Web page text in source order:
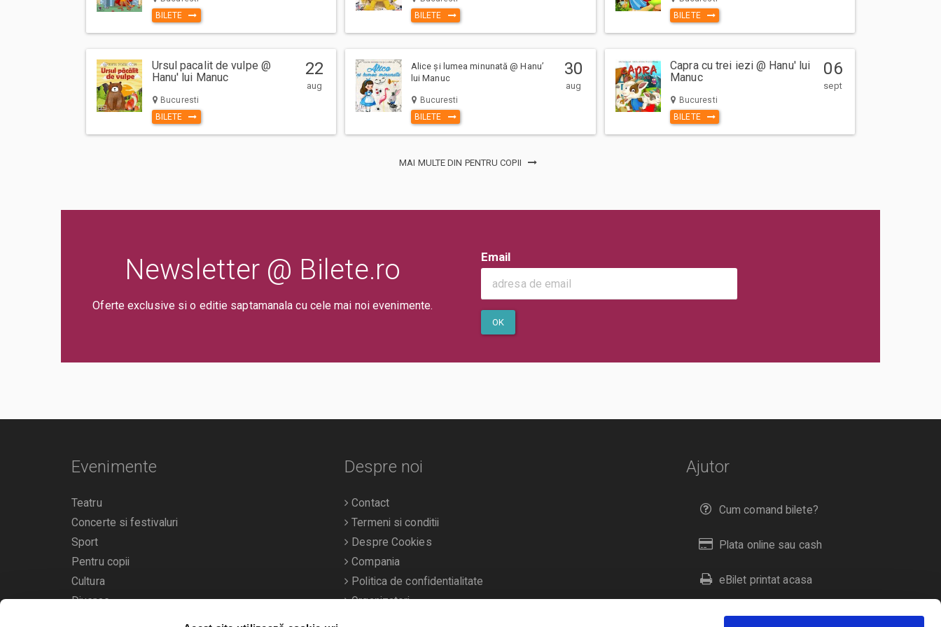
Prin cumpararea unui bilet sau abonament de pe site-ul nostru Bilete.ro, cumparatorul se obliga
sa respecte Regulile de participare si acces la eveniment, precum si
Termenii si Conditiilesite-
ului Bilete.ro
Taxe servicii aplicabile per bilet:
Taxa administrare - 2%
Taxa procesare - 2 lei
Comision ticketing - 7%
Taxa emitere bilet - 1 RON
trebuie sa cumpere bilet sau abonament, indiferent de varsta. (Mai putin cazurile unde este
BILETE
BILETE
BILETE
Ursul pacalit de vulpe @
Hanu' lui Manuc
Bucuresti
BILETE
22
aug
Alice și lumea minunată @ Hanu’
lui Manuc
Bucuresti
BILETE
30
aug
Capra cu trei iezi @ Hanu' lui
Manuc
Bucuresti
BILETE
06
sept
MAI MULTE DIN PENTRU COPII
Newsletter @ Bilete.ro
Oferte exclusive si o editie saptamanala cu cele mai noi evenimente.
Email
OK
Ajutor
Cum comand bilete?
Plata online sau cash
eBilet printat acasa
Livrare prin curier
Evenimente
Teatru
Concerte si festivaluri
Sport
Pentru copii
Cultura
Diverse
Despre noi
Contact
Termeni si conditii
Despre Cookies
Compania
Politica de confidentialitate
Organizatori